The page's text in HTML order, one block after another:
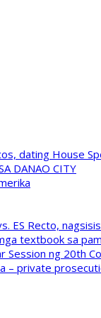
dating House
DANAO CITY
ES Recto,
textbook sa
Session ng 20th
– private